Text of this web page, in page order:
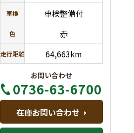
車検 車検整備付
色 赤
走行距離 64,663km
お問い合わせ
0736-63-6700
在庫お問い合わせ